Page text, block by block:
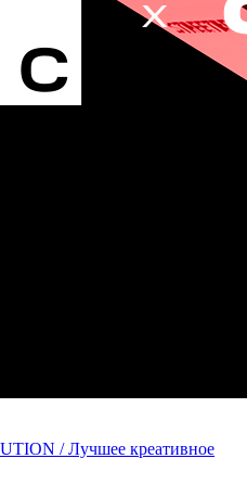
/ Лучшее креативное